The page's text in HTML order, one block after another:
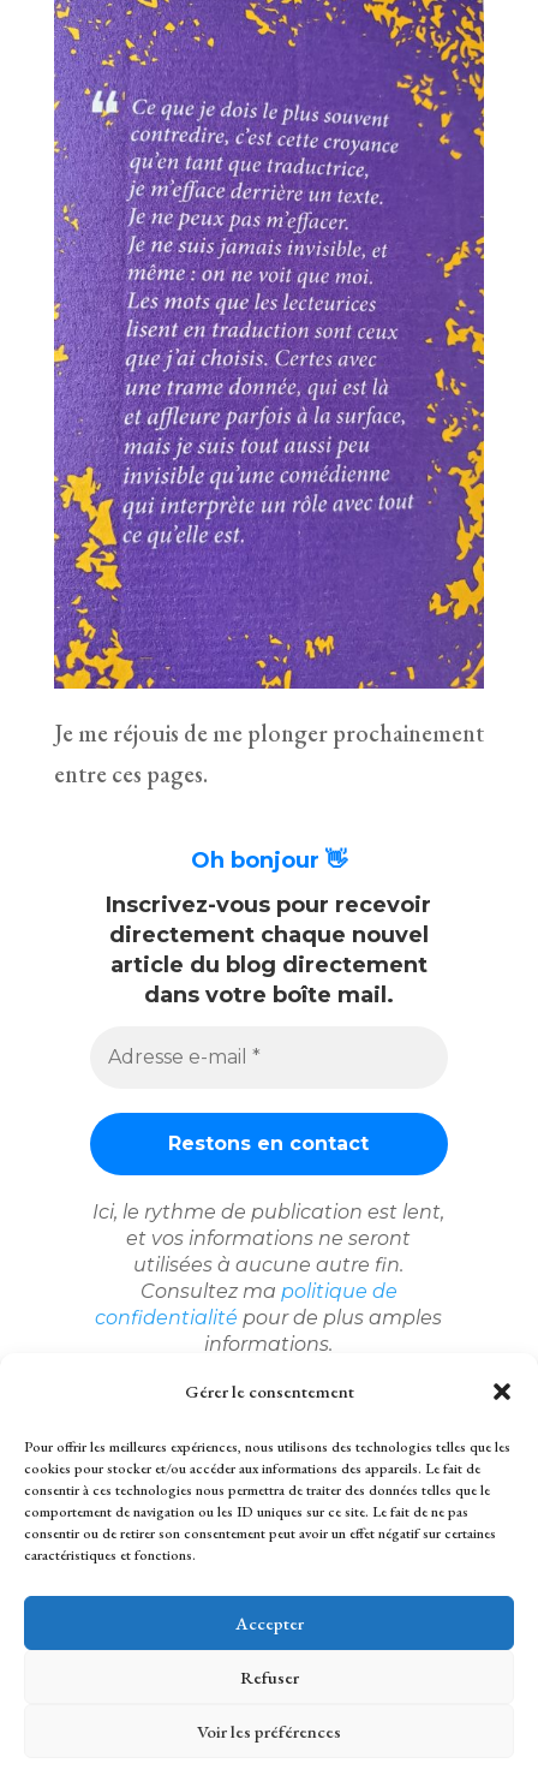
Gérer le consentement
Pour offrir les meilleures expériences, nous utilisons des technologies telles que les
cookies pour stocker et/ou accéder aux informations des appareils. Le fait de
consentir à ces technologies nous permettra de traiter des données telles que le
comportement de navigation ou les ID uniques sur ce site. Le fait de ne pas
consentir ou de retirer son consentement peut avoir un effet négatif sur certaines
caractéristiques et fonctions.
Accepter
Refuser
Voir les préférences
Je me réjouis de me plonger prochainement
entre ces pages.
Oh bonjour 👋
Inscrivez-vous pour recevoir
directement chaque nouvel
article du blog directement
dans votre boîte mail.
Ici, le rythme de publication est lent,
et vos informations ne seront
utilisées à aucune autre fin.
Consultez ma politique de
confidentialité pour de plus amples
informations.
2024 Lise Capitan Tous droits réservés